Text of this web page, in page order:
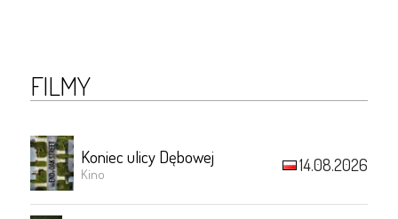
FILMY
Koniec ulicy Dębowej
Kino 14.08.2026